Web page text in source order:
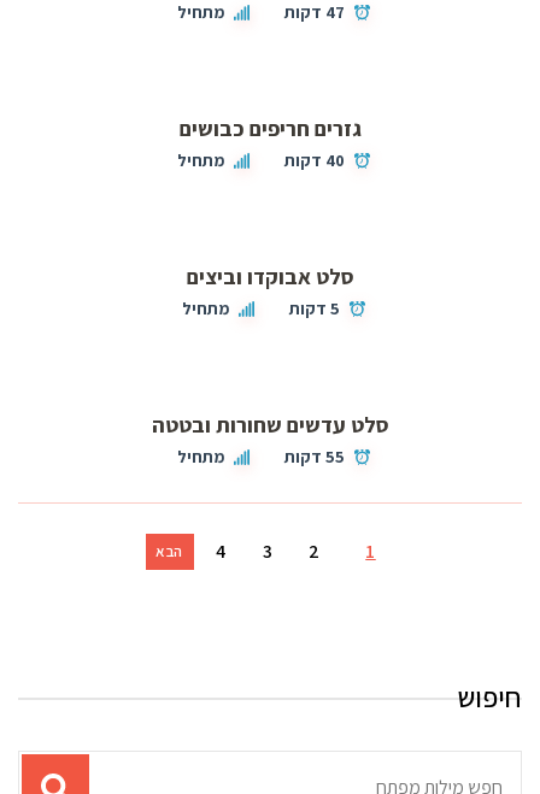
47 דקות מתחיל
גזרים חריפים כבושים
40 דקות מתחיל
סלט אבוקדו וביצים
5 דקות מתחיל
סלט עדשים שחורות ובטטה
55 דקות מתחיל
1
2
3
4 הבא
חיפוש